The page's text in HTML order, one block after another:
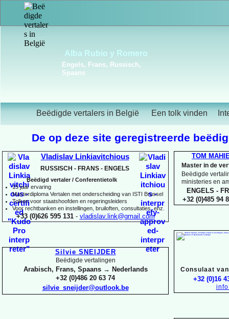
Beëdigde vertalers in België Een tolk vinden
Frédérique Christiaens
Engels, Frans, Portugees,
De op deze site geregistreerde
TOM
Master in de
Beëdigde
ministeries en
ENGELS -
+32 (0)485 94
Consulaat
+32 (0)16
Vladislav Linkiavitchious
RUSSISCH - FRANS - ENGELS
Beëdigd vertaler / Conferentietolk
15 jaar ervaring
Masterdiploma Vertalen met onderscheiding van ISTI Brussel
Tolken voor staatshoofden en regeringsleiders
Voor rechtbanken en instellingen, bruiloften, consultaties, enz.
+33 (0)626 595 131- vladislav.link@gmail.com
Silvie SNEIJDER
Beëdigde vertalingen
Arabisch, Frans, Spaans → Nederlands
+32 (0)486 20 63 74
silvie_sneijder@outlook.be